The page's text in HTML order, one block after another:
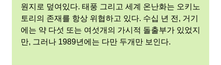
원지로 덮여있다. 태풍 그리고 세계 온난화는 오키노
토리의 존재를 항상 위협하고 있다. 수십 년 전, 거기
에는 약 다섯 또는 여섯개의 가시적 돌출부가 있었지
만, 그러나 1989년에는 다만 두개만 보인다.